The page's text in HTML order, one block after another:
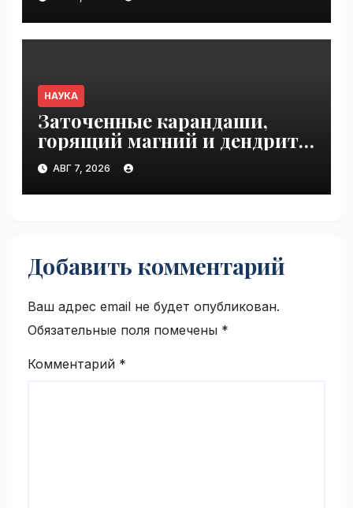
после трех лет поисков |
VseTime.ru
НАУКА
Заточенные карандаши,
горящий магний и дендриты
серебра | VseTime.ru
АВГ 7, 2026
Добавить комментарий
Ваш адрес email не будет опубликован.
Обязательные поля помечены *
Комментарий *